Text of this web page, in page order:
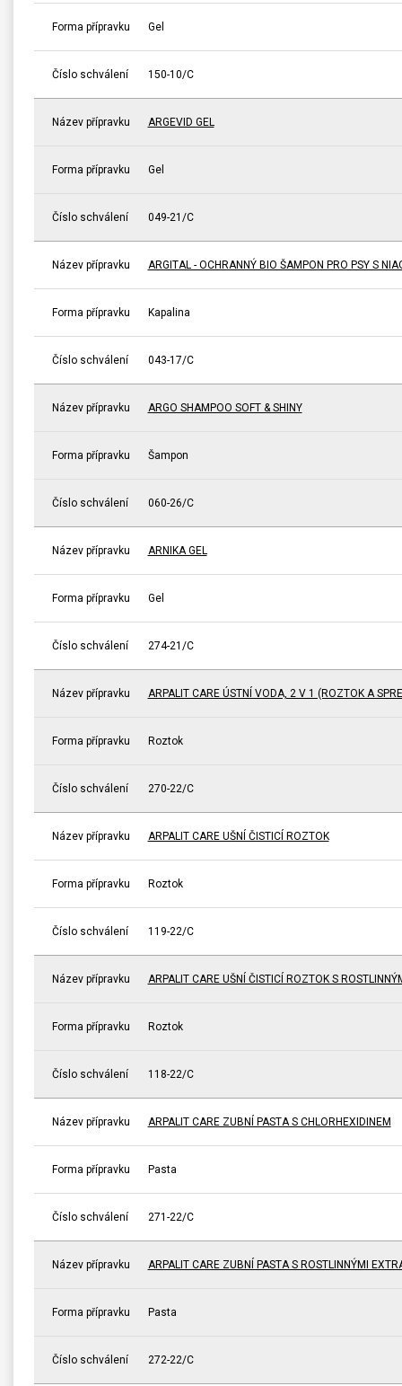
Forma přípravku Gel
Číslo schválení 150-10/C
Název přípravku ARGEVID GEL
Forma přípravku Gel
Číslo schválení 049-21/C
Název přípravku ARGITAL - OCHRANNÝ BIO ŠAMPON PRO PSY S
Forma přípravku Kapalina
Číslo schválení 043-17/C
Název přípravku ARGO SHAMPOO SOFT & SHINY
Forma přípravku Šampon
Číslo schválení 060-26/C
Název přípravku ARNIKA GEL
Forma přípravku Gel
Číslo schválení 274-21/C
Název přípravku ARPALIT CARE ÚSTNÍ VODA, 2 V 1 (ROZTOK A
Forma přípravku Roztok
Číslo schválení 270-22/C
Název přípravku ARPALIT CARE UŠNÍ ČISTICÍ ROZTOK
Forma přípravku Roztok
Číslo schválení 119-22/C
Název přípravku ARPALIT CARE UŠNÍ ČISTICÍ ROZTOK S
Forma přípravku Roztok
Číslo schválení 118-22/C
Název přípravku ARPALIT CARE ZUBNÍ PASTA S CHLORHEXIDINEM
Forma přípravku Pasta
Číslo schválení 271-22/C
Název přípravku ARPALIT CARE ZUBNÍ PASTA S ROSTLINNÝMI
Forma přípravku Pasta
Číslo schválení 272-22/C